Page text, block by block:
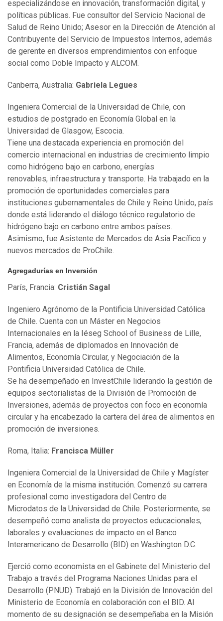
especializándose en innovación, transformación digital, y
políticas públicas. Fue consultor del Servicio Nacional de
Salud de Reino Unido; Asesor en la Dirección de Atención al
Contribuyente del Servicio de Impuestos Internos, además
de gerente en diversos emprendimientos con enfoque
social como Doble Impacto y ALCOM.
Canberra, Australia: Gabriela Legues
Ingeniera Comercial de la Universidad de Chile, con
estudios de postgrado en Economía Global en la
Universidad de Glasgow, Escocia.
Tiene una destacada experiencia en promoción del
comercio internacional en industrias de crecimiento limpio
como hidrógeno bajo en carbono, energías
renovables, infraestructura y transporte. Ha trabajado en la
promoción de oportunidades comerciales para
instituciones gubernamentales de Chile y Reino Unido, país
donde está liderando el diálogo técnico regulatorio de
hidrógeno bajo en carbono entre ambos países.
Asimismo, fue Asistente de Mercados de Asia Pacífico y
nuevos mercados de ProChile.
Agregadurías en Inversión
París, Francia: Cristián Sagal
Ingeniero Agrónomo de la Pontificia Universidad Católica
de Chile. Cuenta con un Máster en Negocios
Internacionales en la Iéseg School of Business de Lille,
Francia, además de diplomados en Innovación de
Alimentos, Economía Circular, y Negociación de la
Pontificia Universidad Católica de Chile.
Se ha desempeñado en InvestChile liderando la gestión de
equipos sectorialistas de la División de Promoción de
Inversiones, además de proyectos con foco en economía
circular y ha encabezado la cartera del área de alimentos en
promoción de inversiones.
Roma, Italia: Francisca Müller
Ingeniera Comercial de la Universidad de Chile y Magíster
en Economía de la misma institución. Comenzó su carrera
profesional como investigadora del Centro de
Microdatos de la Universidad de Chile. Posteriormente, se
desempeñó como analista de proyectos educacionales,
laborales y evaluaciones de impacto en el Banco
Interamericano de Desarrollo (BID) en Washington D.C.
Ejerció como economista en el Gabinete del Ministerio del
Trabajo a través del Programa Naciones Unidas para el
Desarrollo (PNUD). Trabajó en la División de Innovación del
Ministerio de Economía en colaboración con el BID. Al
momento de su designación se desempeñaba en la Misión